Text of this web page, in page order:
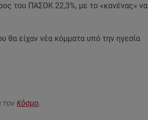
του ΠΑΣΟΚ 22,3%, με το «κανένας» να
θα είχαν νέα κόμματα υπό την ηγεσία
τον Κόσμο.